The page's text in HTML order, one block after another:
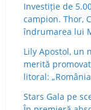
Investiție de
campion. Thor,
îndrumarea lui
Lily Apostol, un
merită
litoral:
Stars Gala pe